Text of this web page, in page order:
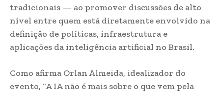
tradicionais — ao promover discussões de alto
nível entre quem está diretamente envolvido na
definição de políticas, infraestrutura e
aplicações da inteligência artificial no Brasil.
Como afirma Orlan Almeida, idealizador do
evento, “A IA não é mais sobre o que vem pela